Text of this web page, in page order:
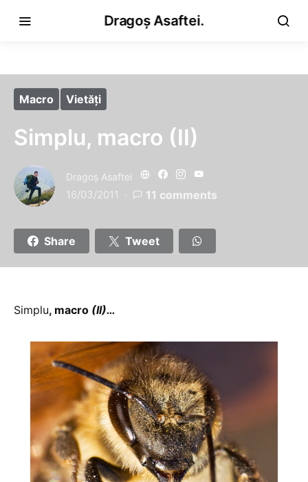
Dragoș Asaftei.
Macro Vietăţi
Simplu, macro (II)
Dragoş Asaftei
16/03/2011 11 comments
Share Tweet
Simplu, macro (II)…